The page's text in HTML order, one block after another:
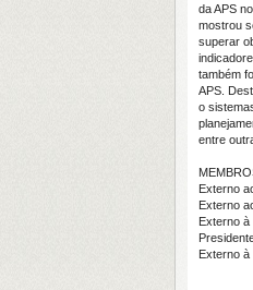
da APS
mostrou
superar
também
APS.
o
entre
Externo
Externo
Externo à
Externo à